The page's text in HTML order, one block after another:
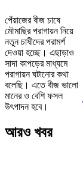
পেঁয়াজের বীজ চাষে
মৌমাছির পরাগায়ন নিয়ে
নতুন চাষীদের পরামর্শ
দেওয়া হচ্ছে। এছাড়াও
সাদা কাপড়ের মাধ্যমে
পরাগায়ন ঘটানোর কথা
বলেছি। এতে বীজ ভালো
মানের ও বেশি ফসল
উৎপাদন হবে।
আরও খবর